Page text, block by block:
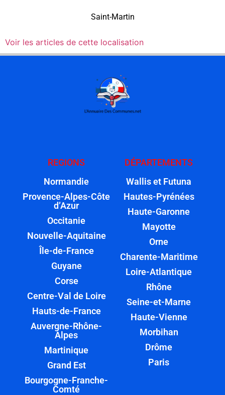
Saint-Martin
Voir les articles de cette localisation
REGIONS
Normandie
Provence-Alpes-Côte
d’Azur
Occitanie
Nouvelle-Aquitaine
Île-de-France
Guyane
Corse
Centre-Val de Loire
Hauts-de-France
Auvergne-Rhône-
Alpes
Martinique
Grand Est
Bourgogne-Franche-
Comté
DÉPARTEMENTS
Wallis et Futuna
Hautes-Pyrénées
Haute-Garonne
Mayotte
Orne
Charente-Maritime
Loire-Atlantique
Rhône
Seine-et-Marne
Haute-Vienne
Morbihan
Drôme
Paris